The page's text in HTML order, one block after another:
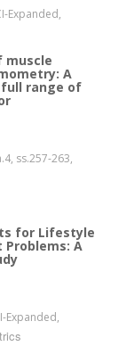
Expanded,
muscle
A
full range of
ss.257-263,
for Lifestyle
A
Expanded,